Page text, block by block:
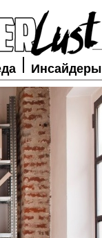
Инсайдеры